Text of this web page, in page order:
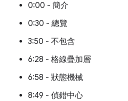
0:00 - 簡介
0:30 - 總覽
3:50 - 不包含
6:28 - 格線疊加層
6:58 - 狀態機械
8:49 - 偵錯中心